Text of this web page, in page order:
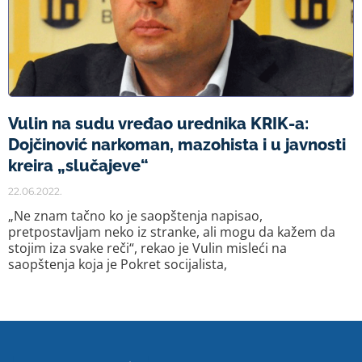
Vulin na sudu vređao urednika KRIK-a:
Dojčinović narkoman, mazohista i u javnosti
kreira „slučajeve“
22.06.2022.
„Ne znam tačno ko je saopštenja napisao,
pretpostavljam neko iz stranke, ali mogu da kažem da
stojim iza svake reči“, rekao je Vulin misleći na
saopštenja koja je Pokret socijalista,